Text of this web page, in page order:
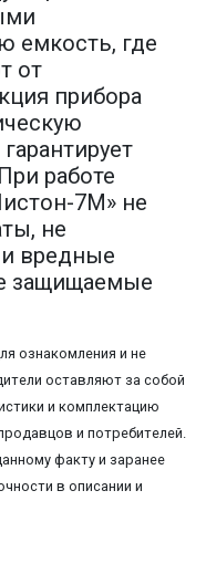
емкость, где
от
прибора
работе
7М» не
не
вредные
защищаемые
ознакомления и не
оставляют за собой
и комплектацию
и потребителей.
факту и заранее
в описании и